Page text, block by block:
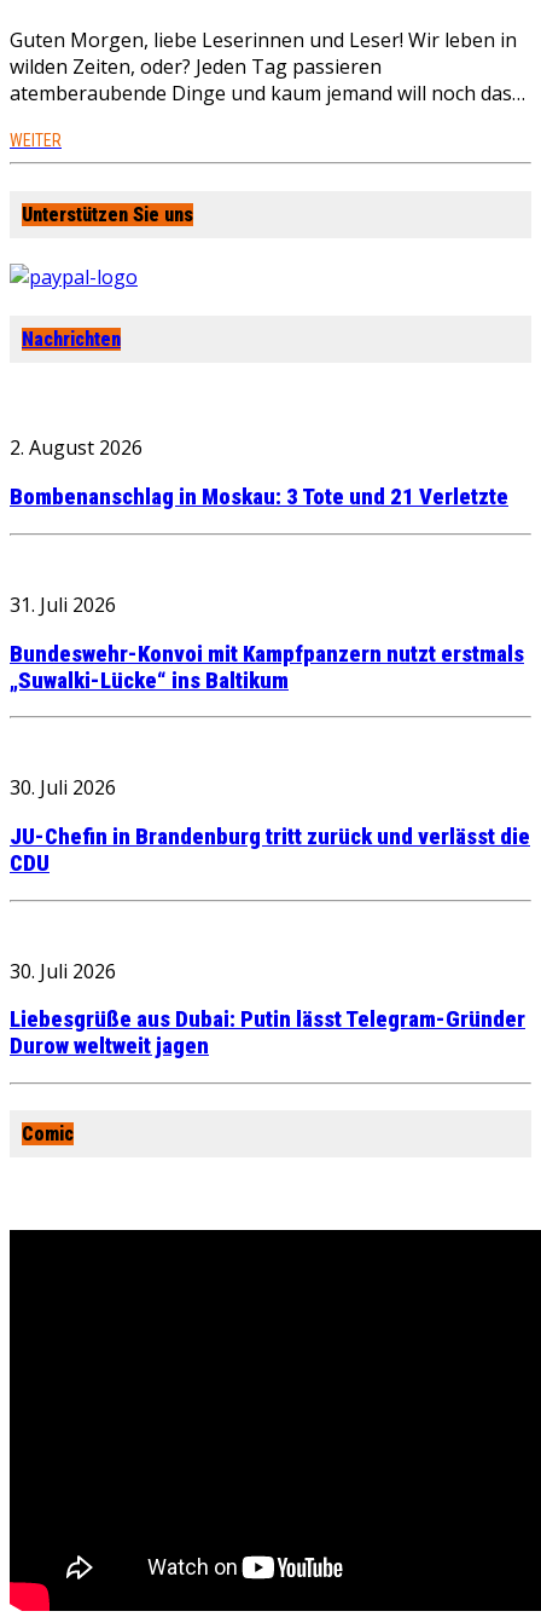
Guten Morgen, liebe Leserinnen und Leser! Wir leben in
wilden Zeiten, oder? Jeden Tag passieren
atemberaubende Dinge und kaum jemand will noch das…
WEITER
Unterstützen Sie uns
Nachrichten
2. August 2026
Bombenanschlag in Moskau: 3 Tote und 21 Verletzte
31. Juli 2026
Bundeswehr-Konvoi mit Kampfpanzern nutzt erstmals
„Suwalki-Lücke“ ins Baltikum
30. Juli 2026
JU-Chefin in Brandenburg tritt zurück und verlässt die
CDU
30. Juli 2026
Liebesgrüße aus Dubai: Putin lässt Telegram-Gründer
Durow weltweit jagen
Comic